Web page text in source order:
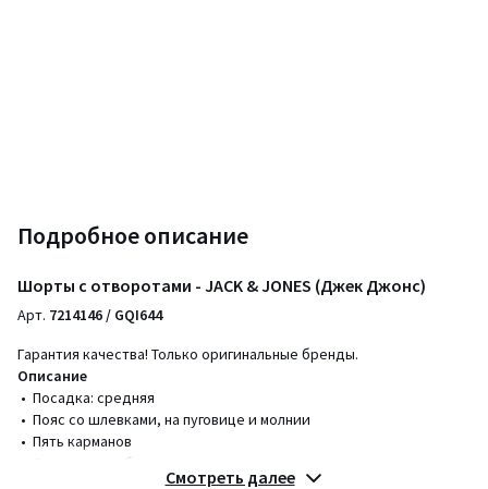
Подробное описание
Шорты с отворотами - JACK & JONES (Джек Джонс)
Арт. 7214146 / GQI644
Гарантия качества! Только оригинальные бренды.
Описание
• Посадка: средняя
• Пояс со шлевками, на пуговице и молнии
• Пять карманов
• Отвороты на бедрах
Смотреть далее